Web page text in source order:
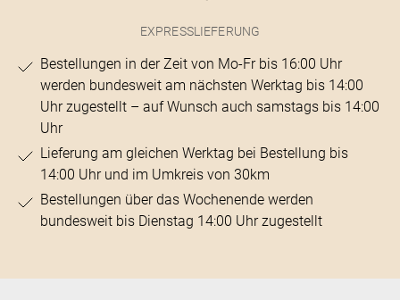
EXPRESSLIEFERUNG
Bestellungen in der Zeit von Mo-Fr bis 16:00 Uhr
werden bundesweit am nächsten Werktag bis 14:00
Uhr zugestellt – auf Wunsch auch samstags bis 14:00
Uhr
Lieferung am gleichen Werktag bei Bestellung bis
14:00 Uhr und im Umkreis von 30km
Bestellungen über das Wochenende werden
bundesweit bis Dienstag 14:00 Uhr zugestellt